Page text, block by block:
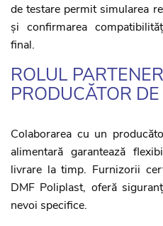
de testare permit simularea
și confirmarea
final.
ROLUL
PRODUCĂTOR
Colaborarea cu un
alimentară garantează
livrare la timp. Furnizorii
DMF Poliplast, oferă
nevoi specifice.